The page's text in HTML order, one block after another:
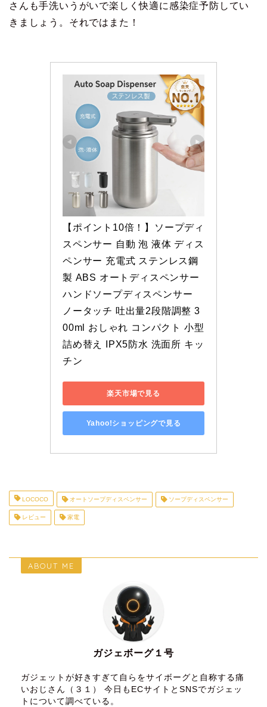
さんも手洗いうがいで楽しく快適に感染症予防してい
きましょう。それではまた！
【ポイント10倍！】ソープディ
スペンサー 自動 泡 液体 ディス
ペンサー 充電式 ステンレス鋼
製 ABS オートディスペンサー
ハンドソープディスペンサー
ノータッチ 吐出量2段階調整 3
00ml おしゃれ コンパクト 小型
詰め替え IPX5防水 洗面所 キッ
チン
楽天市場で見る
Yahoo!ショッピングで見る
LOCOCO オートソープディスペンサー ソープディスペンサー
レビュー 家電
ABOUT ME
ガジェボーグ１号
ガジェットが好きすぎて自らをサイボーグと自称する痛
いおじさん（３１） 今日もECサイトとSNSでガジェッ
トについて調べている。